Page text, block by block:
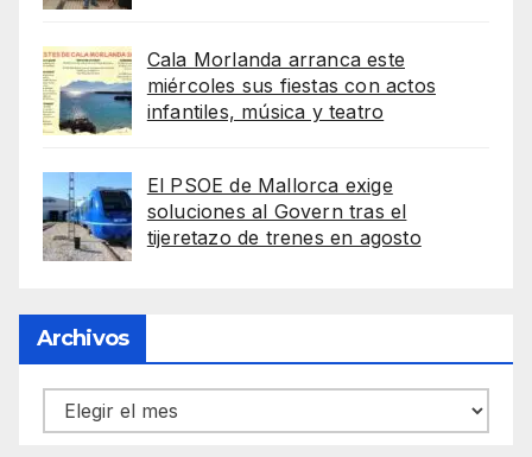
Cala Morlanda arranca este
miércoles sus fiestas con actos
infantiles, música y teatro
El PSOE de Mallorca exige
soluciones al Govern tras el
tijeretazo de trenes en agosto
Archivos
Archivos